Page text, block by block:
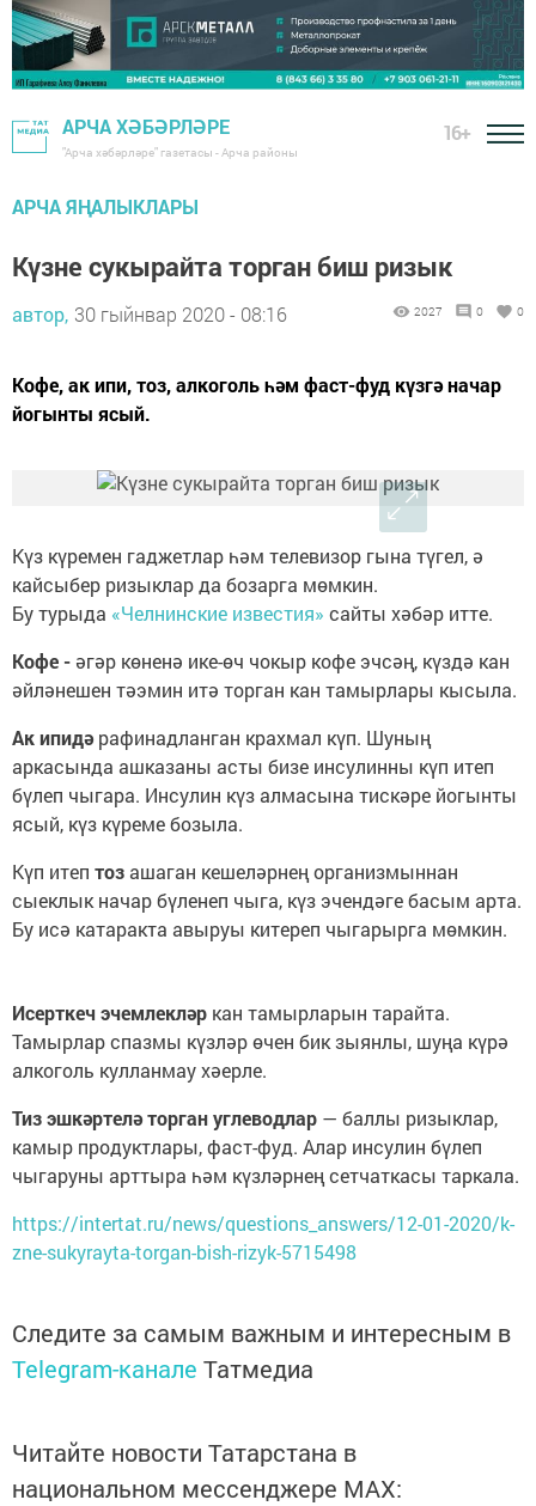
АРЧА ХӘБӘРЛӘРЕ
"Арча хәбәрләре" газетасы - Арча районы
16+
АРЧА ЯҢАЛЫКЛАРЫ
Күзне сукырайта торган биш ризык
автор, 30 гыйнвар 2020 - 08:16 2027 0 0
Кофе, ак ипи, тоз, алкоголь һәм фаст-фуд күзгә начар
йогынты ясый.
Күз күремен гаджетлар һәм телевизор гына түгел, ә
кайсыбер ризыклар да бозарга мөмкин.
Бу турыда «Челнинские известия» сайты хәбәр итте.
Кофе - әгәр көненә ике-өч чокыр кофе эчсәң, күздә кан
әйләнешен тәэмин итә торган кан тамырлары кысыла.
Ак ипидәрафинадланган крахмал күп. Шуның
аркасында ашказаны асты бизе инсулинны күп итеп
бүлеп чыгара. Инсулин күз алмасына тискәре йогынты
ясый, күз күреме бозыла.
Күп итеп тозашаган кешеләрнең организмыннан
сыеклык начар бүленеп чыга, күз эчендәге басым арта.
Бу исә катаракта авыруы китереп чыгарырга мөмкин.
Исерткеч эчемлекләр кан тамырларын тарайта.
Тамырлар спазмы күзләр өчен бик зыянлы, шуңа күрә
алкоголь кулланмау хәерле.
Тиз эшкәртелә торган углеводлар — баллы ризыклар,
камыр продуктлары, фаст-фуд. Алар инсулин бүлеп
чыгаруны арттыра һәм күзләрнең сетчаткасы таркала.
https://intertat.ru/news/questions_answers/12-01-2020/k-
zne-sukyrayta-torgan-bish-rizyk-5715498
Следите за самым важным и интересным в
Telegram-канале Татмедиа
Читайте новости Татарстана в
национальном мессенджере MАХ: